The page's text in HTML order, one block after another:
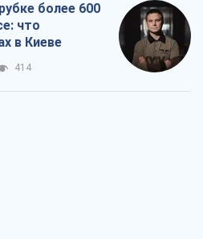
более 600
что
в Киеве
414